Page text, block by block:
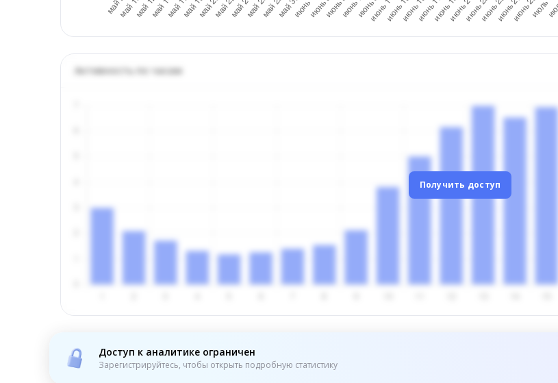
Активность по часам
Получить доступ
Доступ к аналитике ограничен
Зарегистрируйтесь, чтобы открыть подробную статистику